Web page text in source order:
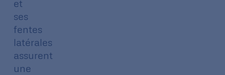
et
ses
fentes
latérales
assurent
une